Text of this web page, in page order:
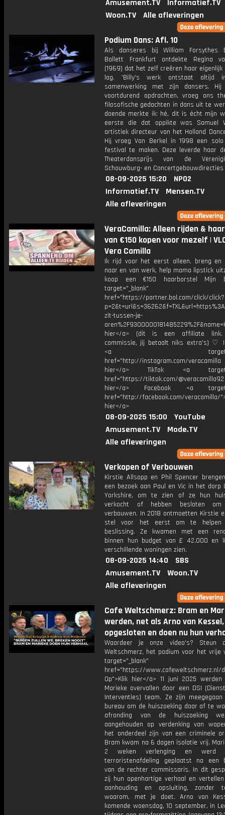
Amusement.TV
Informatief.TV
Woon.TV
Alle afleveringen
Podium Dans: Afl. 10
Als danseres bij William Forsythes
Ballett Frankfurt ontdekte Regina
(1969) dat het zelf creëren haar eigenlijk
lag. 'Billy's werk ontstaat altijd
samenwerking met zijn dansers.
voortdurend opdrachten, vroeg ons
filosofische gedachten in dans uit te
doende merkte ik: hé, dit is écht mijn
eerste die dat oppikte was Samuel
artistiek directeur van het Holland
Hij vroeg Van Berkel in 1998 een
festival te maken. Deze leverde haar
Theaterdansprijs van de
Schouwburg- en Concertgebouwdirecties
08-09-2025 15:20
NPO2
Informatief.TV
Mensen.TV
Alle afleveringen
VeraCamilla: Alleen rijden &
van €150 kopen voor mezelf |
Vera Camilla
Ik rijd voor het eerst alleen, breng
naar en van werk, help mama lipstick
koop een €150 haarborstel Mijn
target="_blank"
href="https://partner.bol.com/click/click?
zit-tussen-je-
hier</a> (dit is een affiliate
commissie, jij betaalt niks extra's) ♡
<a
href="http://instagram.com/
hier</a> TikTok <a
href="https://tiktok.com/
hier</a> Facebook <a
href="http://facebook.com/veracamilla/
hier</a>
08-09-2025 15:00
YouTube
Amusement.TV
Mode.TV
Alle afleveringen
Verkopen of Verbouwen
Kirstie Allsopp en Phil Spencer
een bezoek aan Paul en Vic in het dorp
Yorkshire, om te zien of ze hun
verkocht of hebben besloten
verbouwen. In 2018 ontmoetten Kirstie
stel voor het eerst om te helpen
beslissing. Ze kwamen met een
binnen hun budget van £ 42.000 en
verschillende woningen zien.
08-09-2025 14:40
SBS
Amusement.TV
Woon.TV
Alle afleveringen
Cafe Weltschmerz: Bram en
werden, net als Arno van Kessel,
opgesloten en doen nu hun
Waardeer je onze video's? Steun
Weltschmerz, het podium voor het vrije
target="_blank"
href="https://www.cafeweltschmerz.nl/
Op">Klik hier</a> 11 juni 2025
Marieke overvallen door een DSI
Interventies) team. Ze zijn
bureau om de huiszoeking daar af te
afronding van de huiszoeking
aangehouden op verdenking van
het onderdeel zijn van een criminele
Bram kwam na 6 dagen isolatie vrij.
2 weken verlenging en werd
terroristenafdeling geplaatst na een
van de rechter commissaris. In dit
zij hun openhartige verhaal en
aanhouding en opsluiting, zonder
waarom, met je doet. Arno van
komende woensdag, 10 september, in